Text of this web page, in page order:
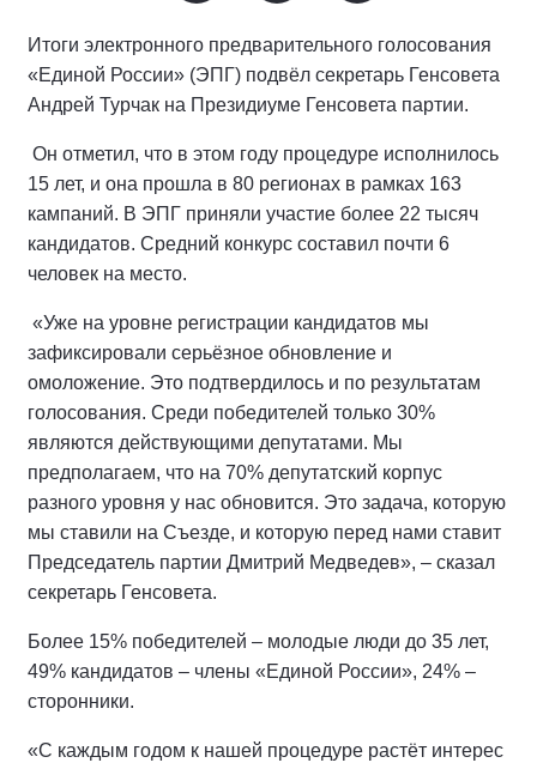
Итоги электронного предварительного голосования
«Единой России» (ЭПГ) подвёл секретарь Генсовета
Андрей Турчак на Президиуме Генсовета партии.
Он отметил, что в этом году процедуре исполнилось
15 лет, и она прошла в 80 регионах в рамках 163
кампаний. В ЭПГ приняли участие более 22 тысяч
кандидатов. Средний конкурс составил почти 6
человек на место.
«Уже на уровне регистрации кандидатов мы
зафиксировали серьёзное обновление и
омоложение. Это подтвердилось и по результатам
голосования. Среди победителей только 30%
являются действующими депутатами. Мы
предполагаем, что на 70% депутатский корпус
разного уровня у нас обновится. Это задача, которую
мы ставили на Съезде, и которую перед нами ставит
Председатель партии Дмитрий Медведев», – сказал
секретарь Генсовета.
Более 15% победителей – молодые люди до 35 лет,
49% кандидатов – члены «Единой России», 24% –
сторонники.
«С каждым годом к нашей процедуре растёт интерес